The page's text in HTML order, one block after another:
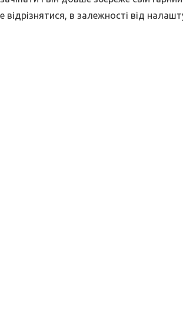
відрізнятися, в залежності від